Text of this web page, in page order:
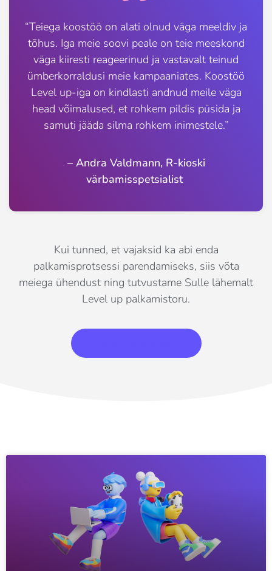
“Teiega koostöö on alati olnud väga meeldiv ja
tõhus. Iga meie soovi peale on teie meeskond
väga kiiresti reageerinud ja vastavalt teinud
ümberkorraldusi meie kampaaniates. Koostöö
Level up-iga on kindlasti andnud meile väga
head võimalused, et rohkem pildis püsida ja
samuti jääda silma rohkem inimestele.”
– Andra Valdmann, R-kioski
värbamisspetsialist
Kui tunned, et vajaksid ka abi enda
palkamisprotsessi parendamiseks, siis võta
meiega ühendust ning tutvustame Sulle lähemalt
Level up palkamistoru.